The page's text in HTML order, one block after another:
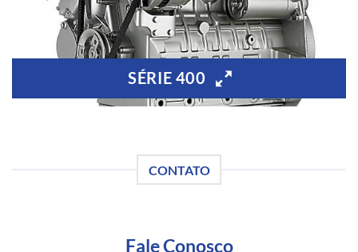
SÉRIE 400
CONTATO
Fale Conosco